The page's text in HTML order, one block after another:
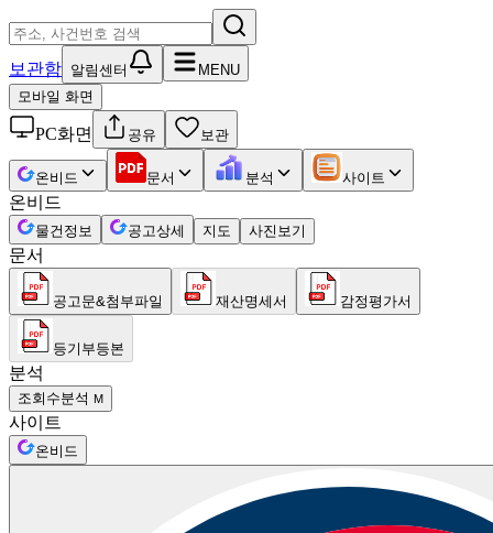
보관함 알림센터
MENU
모바일 화면
PC화면 공유 보관
온비드 문서 분석 사이트
온비드
물건정보 공고상세 지도 사진보기
문서
공고문&첨부파일 재산명세서 감정평가서
등기부등본
분석
조회수분석 M
사이트
온비드